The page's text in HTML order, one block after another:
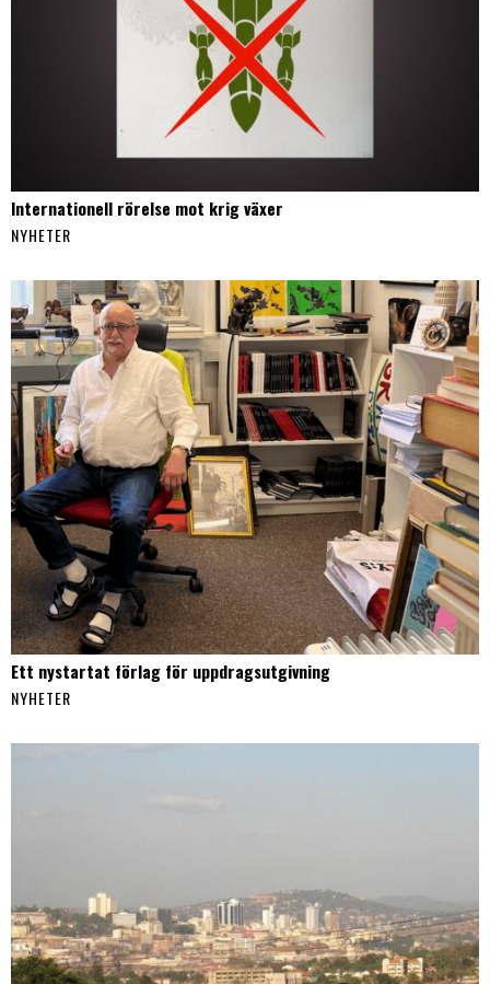
Internationell rörelse mot krig växer
NYHETER
Ett nystartat förlag för uppdragsutgivning
NYHETER